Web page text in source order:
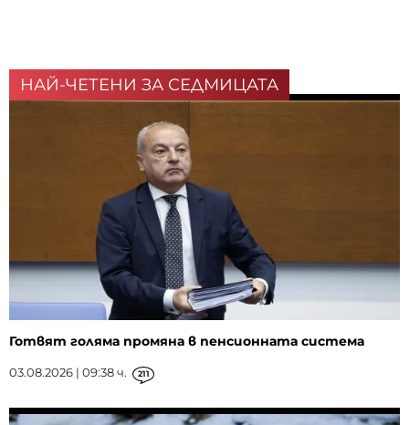
НАЙ-ЧЕТЕНИ ЗА СЕДМИЦАТА
Готвят голяма промяна в пенсионната система
03.08.2026 | 09:38 ч. 211